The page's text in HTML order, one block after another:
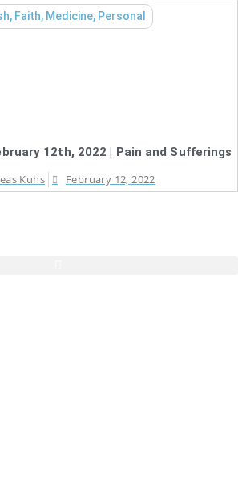
, Faith, Medicine, Personal
12th, 2022 | Pain and Sufferings
Kuhs
February 12, 2022